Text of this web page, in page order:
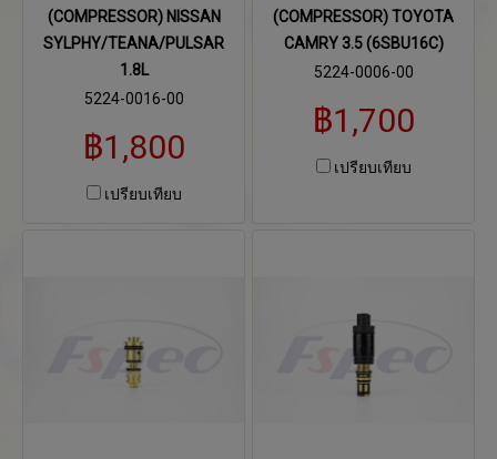
(COMPRESSOR) NISSAN
SYLPHY/TEANA/PULSAR
1.8L
5224-0016-00
฿1,800
เปรียบเทียบ
(COMPRESSOR) TOYOTA
CAMRY 3.5 (6SBU16C)
5224-0006-00
฿1,700
เปรียบเทียบ